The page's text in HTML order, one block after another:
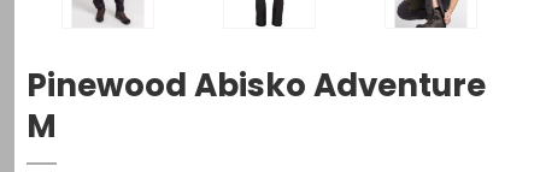
Pinewood Abisko Adventure
M